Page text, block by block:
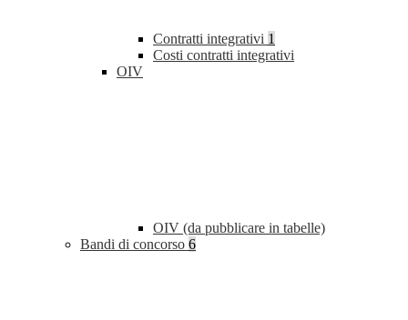
Contratti integrativi 1
Costi contratti integrativi
OIV
OIV (da pubblicare in tabelle)
Bandi di concorso 6